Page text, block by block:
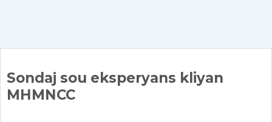
Sondaj sou eksperyans kliyan
MHMNCC